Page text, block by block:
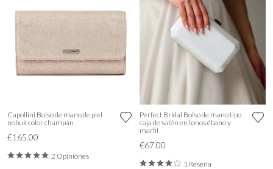
Capollini Bolso de mano de piel
nobuk color champán
€165.00
2 Opiniones
Perfect Bridal Bolso de mano tipo
caja de satén en tonos ébano y
marfil
€67.00
1 Reseña